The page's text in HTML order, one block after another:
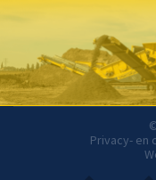
Privacy- en